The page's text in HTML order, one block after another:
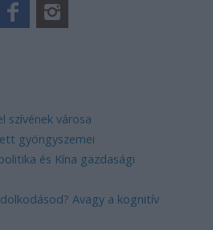
szívének városa
gyöngyszemei
és Kína gazdasági
Avagy a kognitív